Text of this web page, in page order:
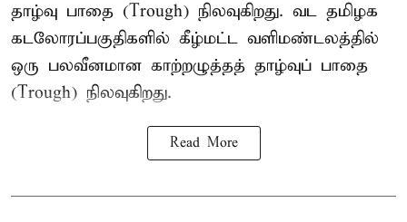
தாழ்வு பாதை (Trough) நிலவுகிறது. வட தமிழக
கடலோரப்பகுதிகளில் கீழ்மட்ட வளிமண்டலத்தில்
ஒரு பலவீனமான காற்றழுத்தத் தாழ்வுப் பாதை
(Trough) நிலவுகிறது.
Read More